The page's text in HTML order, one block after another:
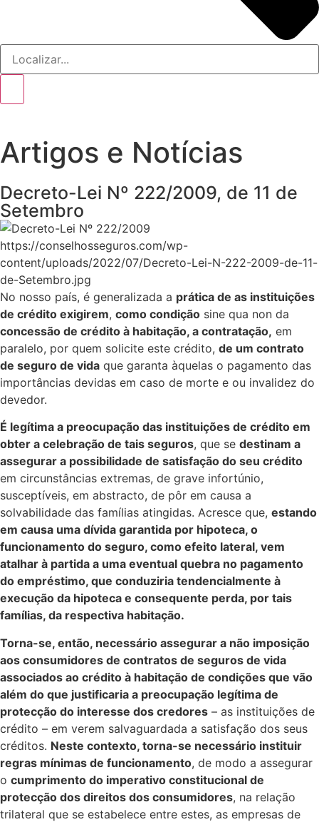
Artigos e Notícias
Decreto-Lei Nº 222/2009, de 11 de
Setembro
https://conselhosseguros.com/wp-
content/uploads/2022/07/Decreto-Lei-N-222-2009-de-11-
de-Setembro.jpg
No nosso país, é generalizada a prática de as instituições
de crédito exigirem, como condição sine qua non da
concessão de crédito à habitação, a contratação, em
paralelo, por quem solicite este crédito, de um contrato
de seguro de vida que garanta àquelas o pagamento das
importâncias devidas em caso de morte e ou invalidez do
devedor.​
É legítima a preocupação das instituições de crédito em
obter a celebração de tais seguros, que se destinam a
assegurar a possibilidade de satisfação do seu crédito
em circunstâncias extremas, de grave infortúnio,
susceptíveis, em abstracto, de pôr em causa a
solvabilidade das famílias atingidas. Acresce que, estando
em causa uma dívida garantida por hipoteca, o
funcionamento do seguro, como efeito lateral, vem
atalhar à partida a uma eventual quebra no pagamento
do empréstimo, que conduziria tendencialmente à
execução da hipoteca e consequente perda, por tais
famílias, da respectiva habitação.
Torna-se, então, necessário assegurar a não imposição
aos consumidores de contratos de seguros de vida
associados ao crédito à habitação de condições que vão
além do que justificaria a preocupação legítima de
protecção do interesse dos credores – as instituições de
crédito – em verem salvaguardada a satisfação dos seus
créditos. Neste contexto, torna-se necessário instituir
regras mínimas de funcionamento, de modo a assegurar
o cumprimento do imperativo constitucional de
protecção dos direitos dos consumidores, na relação
trilateral que se estabelece entre estes, as empresas de